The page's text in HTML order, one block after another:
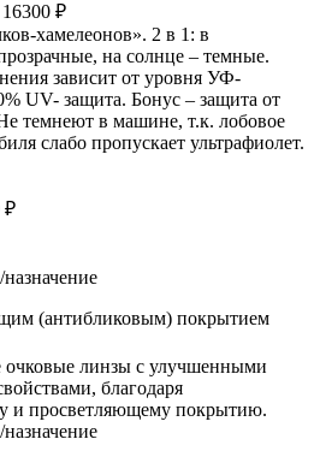
16300 ₽
хамелеонов». 2 в 1: в
на солнце – темные.
зависит от уровня УФ-
UV- защита. Бонус – защита от
темнеют в машине, т.к. лобовое
слабо пропускает ультрафиолет.
₽
(антибликовым) покрытием
очковые линзы с улучшенными
благодаря
и просветляющему покрытию.